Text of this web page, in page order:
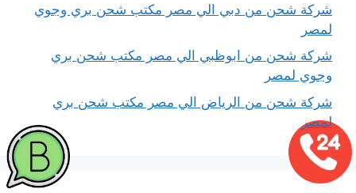
شركة شحن من دبي الي مصر مكتب شحن بري وجوي
لمصر
شركة شحن من ابوظبي الي مصر مكتب شحن بري
وجوي لمصر
شركة شحن من الرياض الي مصر مكتب شحن بري
لمصر